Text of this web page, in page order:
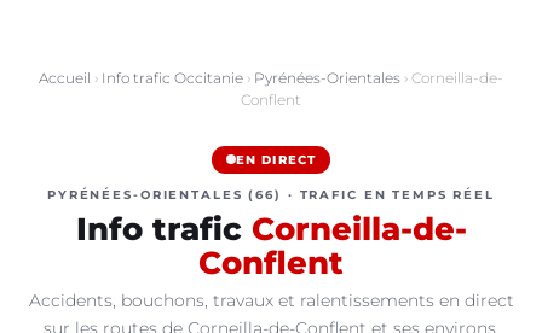
Accueil › Info trafic Occitanie › Pyrénées-Orientales › Corneilla-de-
Conflent
EN DIRECT
PYRÉNÉES-ORIENTALES (66) · TRAFIC EN TEMPS RÉEL
Info trafic Corneilla-de-
Conflent
Accidents, bouchons, travaux et ralentissements en direct
sur les routes de Corneilla-de-Conflent et ses environs.